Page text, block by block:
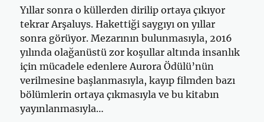
Yıllar sonra o küllerden dirilip ortaya çıkıyor
tekrar Arşaluys. Hakettiği saygıyı on yıllar
sonra görüyor. Mezarının bulunmasıyla, 2016
yılında olağanüstü zor koşullar altında insanlık
için mücadele edenlere Aurora Ödülü’nün
verilmesine başlanmasıyla, kayıp filmden bazı
bölümlerin ortaya çıkmasıyla ve bu kitabın
yayınlanmasıyla…